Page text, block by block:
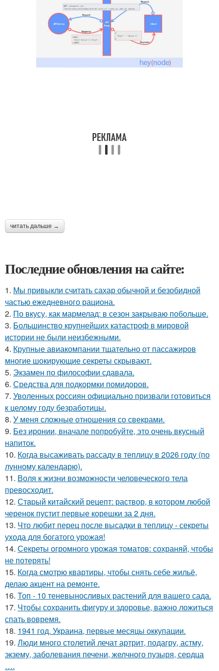
читать дальше →
Последние обновления на сайте:
1. Мы привыкли считать сахар обычной и безобидной
частью ежедневного рациона.
2. По вкусу, как мармелад: в сезон закрываю побольше.
3. Большинство крупнейших катастроф в мировой
истории не были неизбежными.
4. Крупные авиакомпании тщательно от пассажиров
многие шокирующие секреты скрывают.
5. Экзамен по философии сдавала.
6. Средства для подкормки помидоров.
7. Уволенных россиян официально призвали готовиться
к целому году безработицы.
8. У меня сложные отношения со свекрами.
9. Без иронии, вначале попробуйте, это очень вкусный
напиток.
10. Когда высаживать рассаду в теплицу в 2026 году (по
лунному календарю).
11. Воля к жизни возможности человеческого тела
превосходит.
12. Стapый китайский рецепт: раствор, в котором любой
черенок пустит первые корешки за 2 дня.
13. Что любит перец после высадки в теплицу - секреты
ухода для богатого урожая!
14. Секреты огромного урожая томатов: сохраняй, чтобы
не потерять!
15. Когда смотрю квартиры, чтобы снять себе жильё,
делаю акцент на ремонте.
16. Топ - 10 теневыносливых растений для вашего сада.
17. Чтобы сохранить фигуру и здоровье, важно ложиться
спать вовремя.
18. 1941 год. Украина, первые месяцы оккупации.
19. Люди много столетий лечат артрит, подагру, астму,
экзему, заболевания печени, желчного пузыря, сеpдца
….